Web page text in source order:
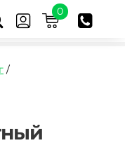
0
/
id/normal/sajding-